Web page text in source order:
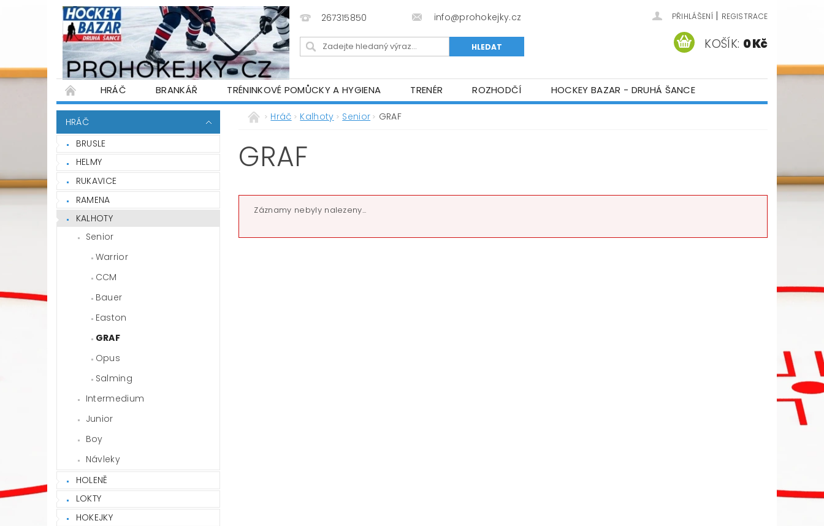
267315850 info@prohokejky.cz PŘIHLÁŠENÍ | REGISTRACE
KOŠÍK: 0 Kč
HRÁČ BRANKÁŘ TRÉNINKOVÉ POMŮCKY A HYGIENA TRENÉR ROZHODČÍ
HOCKEY BAZAR - DRUHÁ ŠANCE
PŮJČOVNA HOKEJOVÉ VÝSTROJE
WARRIOR OBLEČENÍ OBCHODNÍ PODMÍNKY
PODMÍNKY OCHRANY OSOBNÍCH ÚDAJŮ
HRÁČ
BRUSLE
HELMY
RUKAVICE
RAMENA
KALHOTY
Senior
Warrior
CCM
Bauer
Easton
GRAF
Opus
Salming
Intermedium
Junior
Boy
Návleky
HOLENĚ
LOKTY
HOKEJKY
Hráč Kalhoty Senior GRAF
GRAF
Záznamy nebyly nalezeny...